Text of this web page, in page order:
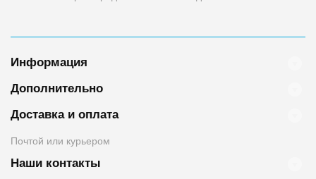
Информация
Дополнительно
Доставка и оплата
Почтой или курьером
Наши контакты